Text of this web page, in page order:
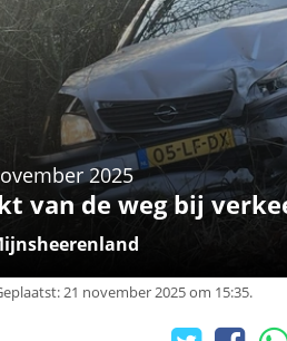
2025
van de weg bij
21 november 2025 om 15:35.